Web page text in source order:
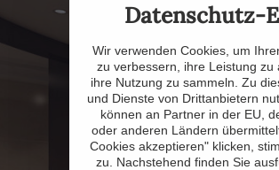
Datenschutz-
Wir verwenden Cookies, um
zu verbessern, ihre Leistung
ihre Nutzung zu sammeln. Zu
und Dienste von Drittanbietern
können an Partner in der EU,
oder anderen Ländern
Cookies akzeptieren" klicken,
zu. Nachstehend finden Sie